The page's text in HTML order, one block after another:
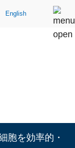
English
胞を効率的・